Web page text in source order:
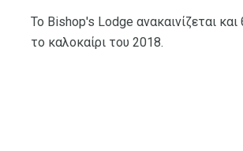
Το Bishop's Lodge ανακαινίζεται και
το καλοκαίρι του 2018.